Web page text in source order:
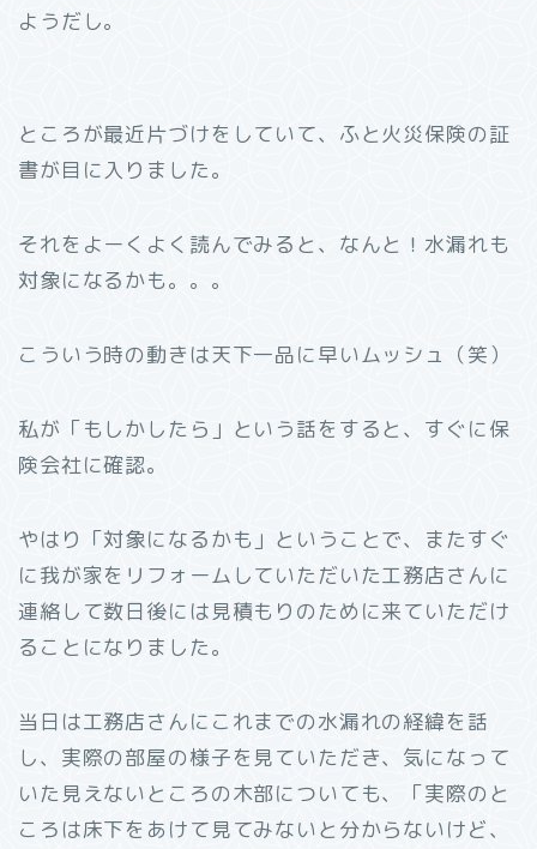
ようだし。
ところが最近片づけをしていて、ふと火災保険の証
書が目に入りました。
それをよーくよく読んでみると、なんと！水漏れも
対象になるかも。。。
こういう時の動きは天下一品に早いムッシュ（笑）
私が「もしかしたら」という話をすると、すぐに保
険会社に確認。
やはり「対象になるかも」ということで、またすぐ
に我が家をリフォームしていただいた工務店さんに
連絡して数日後には見積もりのために来ていただけ
ることになりました。
当日は工務店さんにこれまでの水漏れの経緯を話
し、実際の部屋の様子を見ていただき、気になって
いた見えないところの木部についても、「実際のと
ころは床下をあけて見てみないと分からないけど、